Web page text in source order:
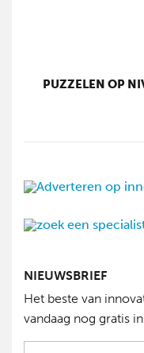
PUZZELEN OP
NIEUWSBRIEF
Het beste van
vandaag nog gratis